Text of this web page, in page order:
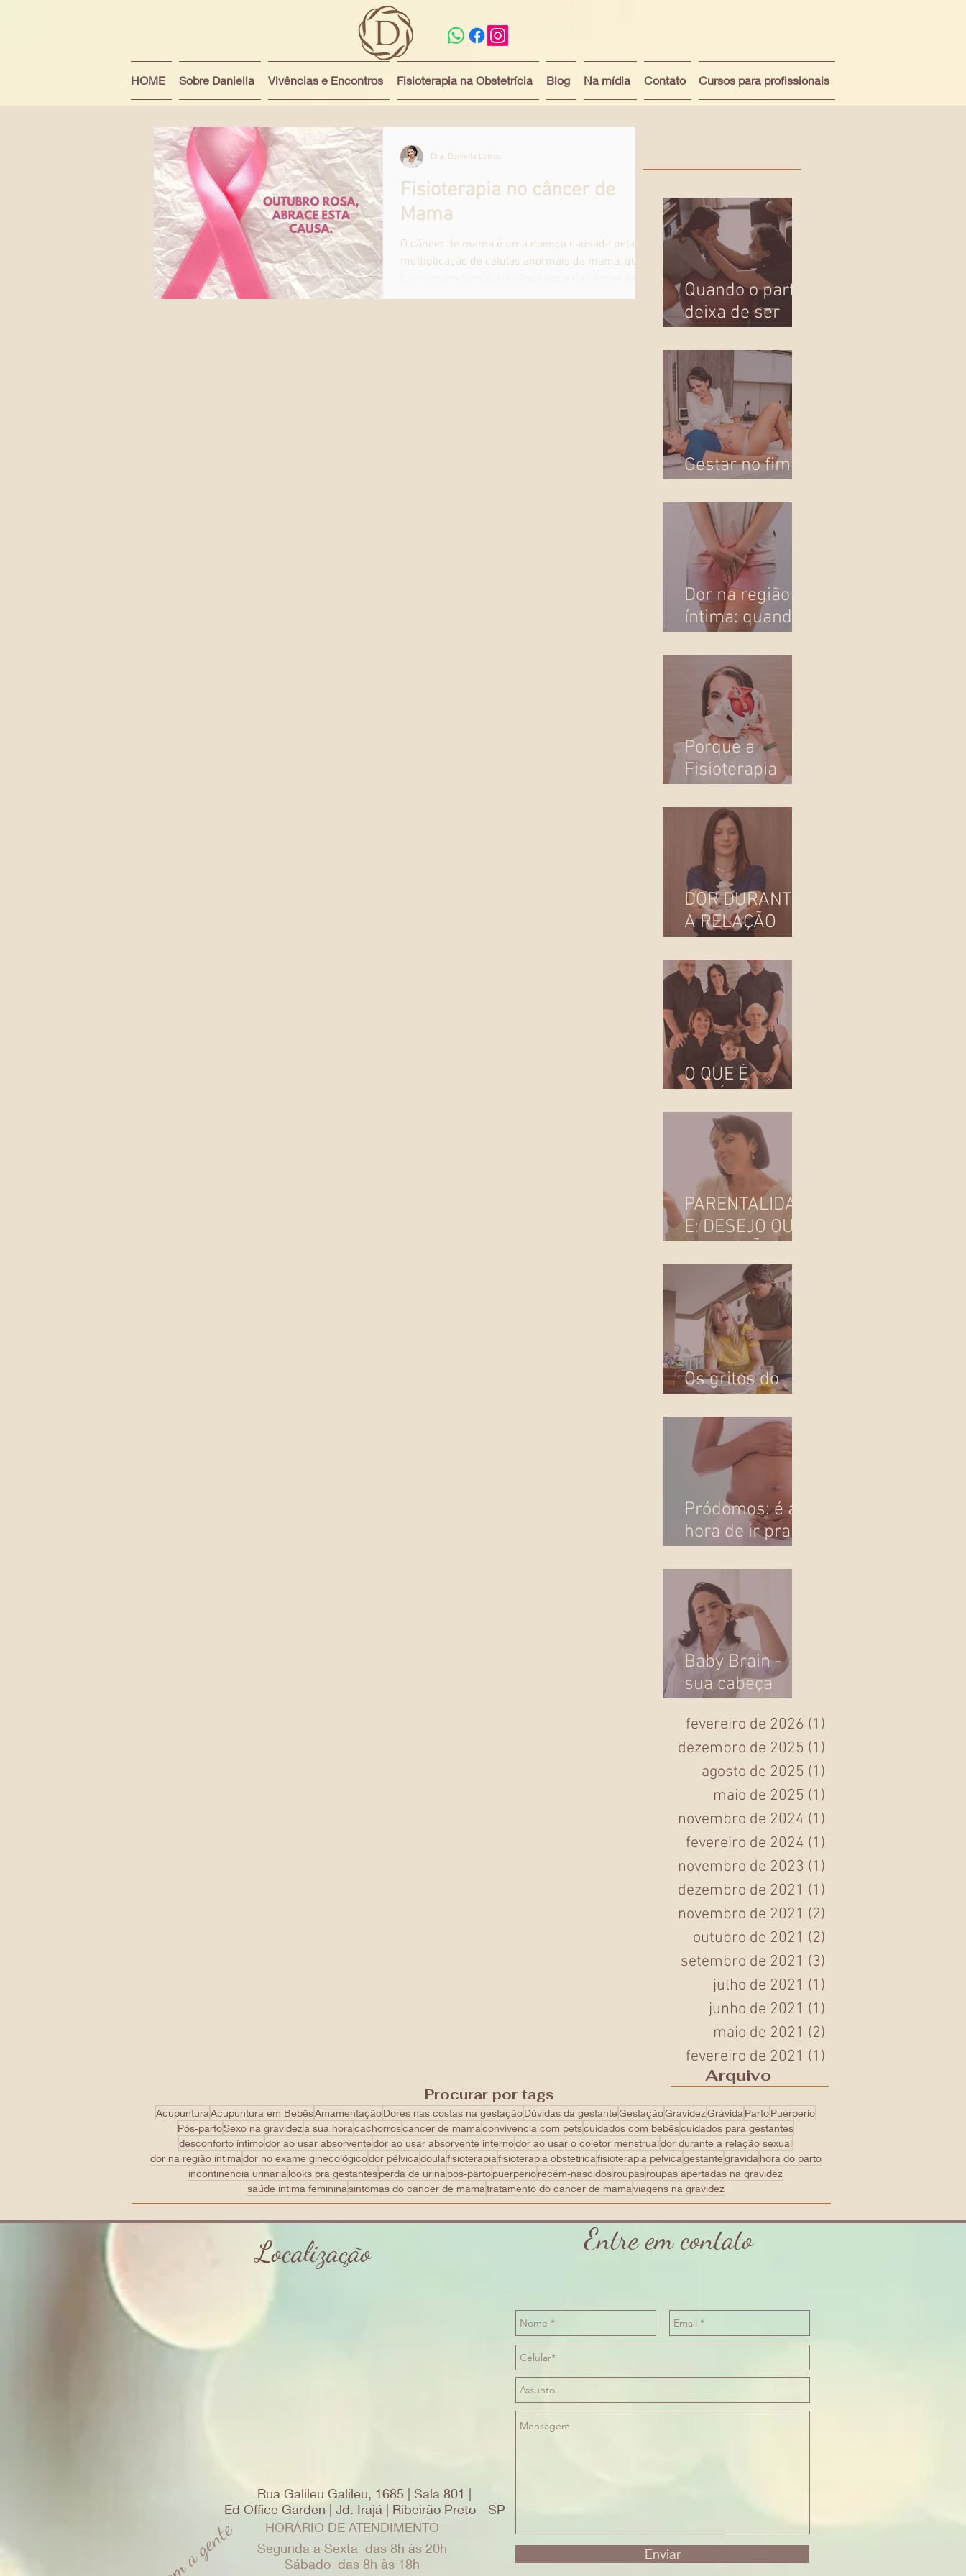
HOME Sobre Daniella Vivências e Encontros Fisioterapia na Obstetrícia Blog Na mídia Contato Cursos para profissionais
Fisioterapia no câncer de
Mama
O câncer de mama é uma doença causada pela
multiplicação de células anormais da mama, que
Dra. Daniella Leiros
Quando o parto
deixa de ser
passa a ser
presença!
Gestar no fim
Dor na região
íntima: quando
atenção
Porque a
Fisioterapia
essencial para o
seu bem-estar
DOR DURANTE
A RELAÇÃO
AGORA?
O QUE É
PARENTALIDAD
E: DESEJO OU
SOCIAL?
Os gritos do
Pródomos: é a
hora de ir pra
Baby Brain -
sua cabeça
lenta ou você
ficou esquecida
na gravidez?
Arquivo
fevereiro de 2026 (1)
dezembro de 2025 (1)
agosto de 2025 (1)
maio de 2025 (1)
novembro de 2024 (1)
fevereiro de 2024 (1)
novembro de 2023 (1)
dezembro de 2021 (1)
novembro de 2021 (2)
outubro de 2021 (2)
setembro de 2021 (3)
julho de 2021 (1)
junho de 2021 (1)
maio de 2021 (2)
fevereiro de 2021 (1)
Procurar por tags
AcupunturaAcupuntura em BebêsAmamentaçãoDores nas costas na gestaçãoDúvidas da gestanteGestaçãoGravidezGrávida PartoPuérperio
Pós-partoSexo na gravideza sua horacachorroscancer de mamaconvivencia com petscuidados com bebêscuidados para gestantes
desconforto íntimodor ao usar absorventedor ao usar absorvente internodor ao usar o coletor menstrualdor durante a relação sexual
dor na região íntimador no exame ginecológicodor pélvicadoulafisioterapiafisioterapia obstetricafisioterapia pelvicagestantegravida hora do parto
incontinencia urinaria looks pra gestantesperda de urina pos-partopuerperiorecém-nascidosroupasroupas apertadas na gravidez
saúde íntima femininasintomas do cancer de mamatratamento do cancer de mamaviagens na gravidez
Localização
Rua Galileu Galileu, 1685 | Sala 801 |
Ed Office Garden | Jd. Irajá | Ribeirão Preto - SP
HORÁRIO DE ATENDIMENTO
Segunda a Sexta das 8h às 20h
Sábado das 8h às 18h
Entre em contato
Enviar